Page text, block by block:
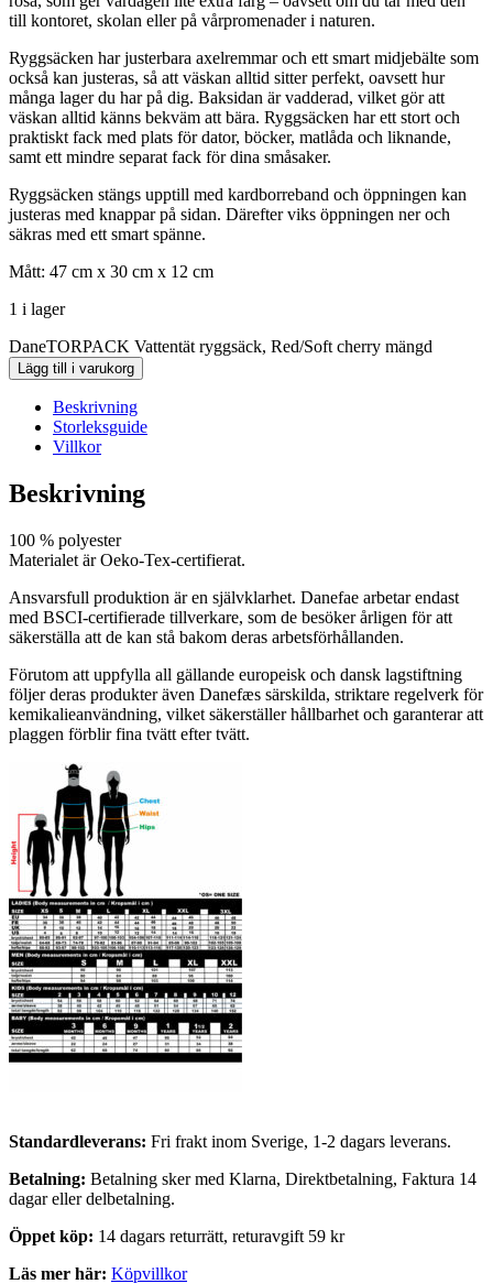
till kontoret, skolan eller på vårpromenader i naturen.
Ryggsäcken har justerbara axelremmar och ett smart midjebälte som
också kan justeras, så att väskan alltid sitter perfekt, oavsett hur
många lager du har på dig. Baksidan är vadderad, vilket gör att
väskan alltid känns bekväm att bära. Ryggsäcken har ett stort och
praktiskt fack med plats för dator, böcker, matlåda och liknande,
samt ett mindre separat fack för dina småsaker.
Ryggsäcken stängs upptill med kardborreband och öppningen kan
justeras med knappar på sidan. Därefter viks öppningen ner och
säkras med ett smart spänne.
Mått: 47 cm x 30 cm x 12 cm
1 i lager
DaneTORPACK Vattentät ryggsäck, Red/Soft cherry mängd
Lägg till i varukorg
Beskrivning
Storleksguide
Villkor
Beskrivning
100 % polyester
Materialet är Oeko-Tex-certifierat.
Ansvarsfull produktion är en självklarhet. Danefae arbetar endast
med BSCI-certifierade tillverkare, som de besöker årligen för att
säkerställa att de kan stå bakom deras arbetsförhållanden.
Förutom att uppfylla all gällande europeisk och dansk lagstiftning
följer deras produkter även Danefæs särskilda, striktare regelverk för
kemikalieanvändning, vilket säkerställer hållbarhet och garanterar att
plaggen förblir fina tvätt efter tvätt.
Standardleverans: Fri frakt inom Sverige, 1-2 dagars leverans.
Betalning: Betalning sker med Klarna, Direktbetalning, Faktura 14
dagar eller delbetalning.
Öppet köp: 14 dagars returrätt, returavgift 59 kr
Läs mer här: Köpvillkor